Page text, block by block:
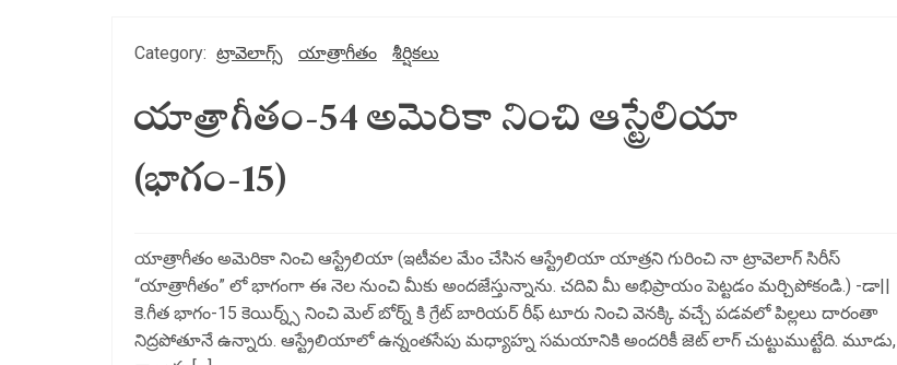
Category: ట్రావెలాగ్స్ యాత్రాగీతం శీర్షికలు
యాత్రాగీతం-54 అమెరికా నించి ఆస్ట్రేలియా
(భాగం-15)
యాత్రాగీతం అమెరికా నించి ఆస్ట్రేలియా (ఇటీవల మేం చేసిన ఆస్ట్రేలియా యాత్రని గురించి నా ట్రావెలాగ్ సిరీస్
“యాత్రాగీతం” లో భాగంగా ఈ నెల నుంచి మీకు అందజేస్తున్నాను. చదివి మీ అభిప్రాయం పెట్టడం మర్చిపోకండి.) -డా||
కె.గీత భాగం-15 కెయిర్న్స్ నించి మెల్ బోర్న్ కి గ్రేట్ బారియర్ రీఫ్ టూరు నించి వెనక్కి వచ్చే పడవలో పిల్లలు దారంతా
నిద్రపోతూనే ఉన్నారు. ఆస్ట్రేలియాలో ఉన్నంతసేపు మధ్యాహ్న సమయానికి అందరికీ జెట్ లాగ్ చుట్టుముట్టేది. మూడు,